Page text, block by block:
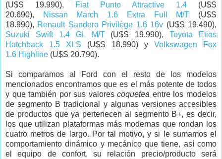
(U$S 19.990),
Fiat Punto Attractive 1.4 (U$S
20.690),
Nissan March 1.6 Extra Full M/T (U$S
18.990), Renault Sandero Privilège 1.6 16v (U$S 19.490),
Suzuki Swift 1.4 GL M/T (U$S 19.990),Toyota Etios
Hatchback 1.5 XLS (U$S 18.990) y Volkswagen Fox
1.6 Highline (U$S 20.790).
Si comparamos al Ford con el resto de los modelos
mencionados encontramos que es el más potente de todos
y que también por sus valorescoquetea entre los modelos
de segmento B tradicional y algunas versiones accesibles
de productos que ya pertenecen al segmento B+, es decir,
los que utilizan plataformas más modernas que rondan los
cuatro metros de largo. Por tal motivo, y si le sumamos el
comportamiento dinámico y mecánico que tiene, así como
el equipo de confort, su relación precio/producto será